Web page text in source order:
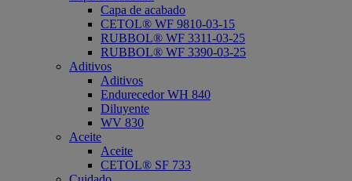
Capa de acabado
CETOL® WF 9810-03-15
RUBBOL® WF 3311-03-25
RUBBOL® WF 3390-03-25
Aditivos
Aditivos
Endurecedor WH 840
Diluyente
WV 830
Aceite
Aceite
CETOL® SF 733